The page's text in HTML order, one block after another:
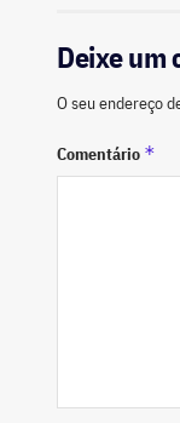
Deixe um
O seu endereço
Comentário *